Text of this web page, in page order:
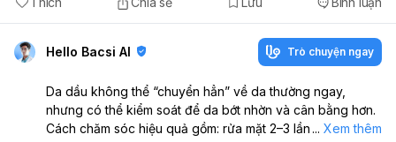
Hello Bacsi AI Trò chuyện ngay
Da dầu không thể “chuyển hẳn” về da thường ngay,
nhưng có thể kiểm soát để da bớt nhờn và cân bằng hơn.
Cách chăm sóc hiệu quả gồm: rửa mặt 2–3 lần/ngày bằng
... Xem thêm